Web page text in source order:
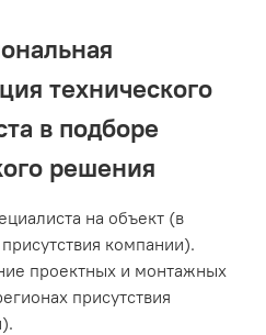
технического
в подборе
решения
на объект (в
компании).
проектных и монтажных
присутствия